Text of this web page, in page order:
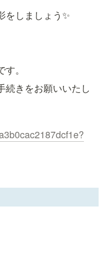
をしましょう✨
。
続きをお願いいたし